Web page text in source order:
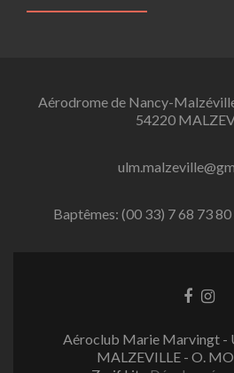
Aérodrome de Nancy-
54220
Baptêmes: (00 33) 7 68 73 80
L
n
F
L
n
I
Aéroclub Marie Marvingt -
MALZEVILLE - O.